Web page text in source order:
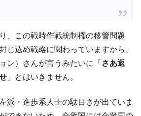
、この戦時作戦統制権の移管問題
じ込め戦略に関わっていますから、
ン）さんが言うみたいに「 さあ返
」とはいきません。
派・進歩系人士の駄目さが出ていま